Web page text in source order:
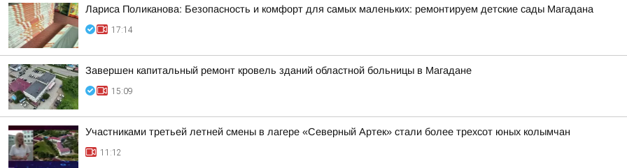
Лариса Поликанова: Безопасность и комфорт для самых маленьких: ремонтируем детские сады Магадана
17:14
Завершен капитальный ремонт кровель зданий областной больницы в Магадане
15:09
Участниками третьей летней смены в лагере «Северный Артек» стали более трехсот юных колымчан
11:12